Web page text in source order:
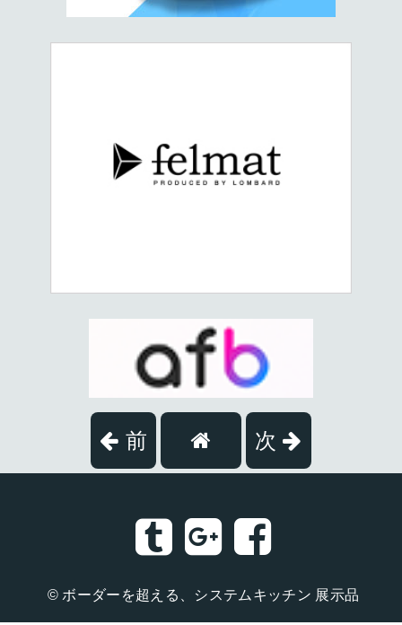
前 次
© ボーダーを超える、システムキッチン 展示品